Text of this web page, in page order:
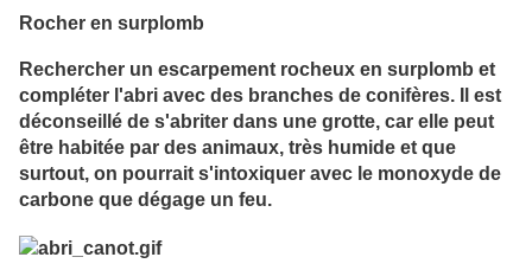
Rocher en surplomb
Rechercher un escarpement rocheux en surplomb et
compléter l'abri avec des branches de conifères. Il est
déconseillé de s'abriter dans une grotte, car elle peut
être habitée par des animaux, très humide et que
surtout, on pourrait s'intoxiquer avec le monoxyde de
carbone que dégage un feu.